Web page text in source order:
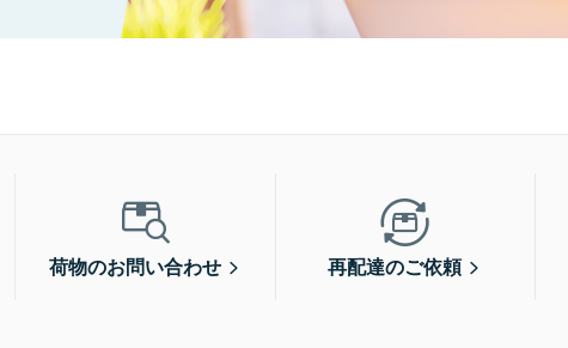
荷物のお問い合わせ 再配達のご依頼